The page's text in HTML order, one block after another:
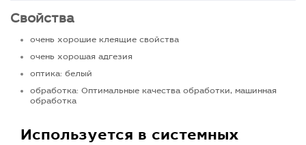
Свойства
очень хорошие клеящие свойства
очень хорошая адгезия
оптика: белый
обработка: Oптимальные качества обработки, машинная
обработка
Используется в системных